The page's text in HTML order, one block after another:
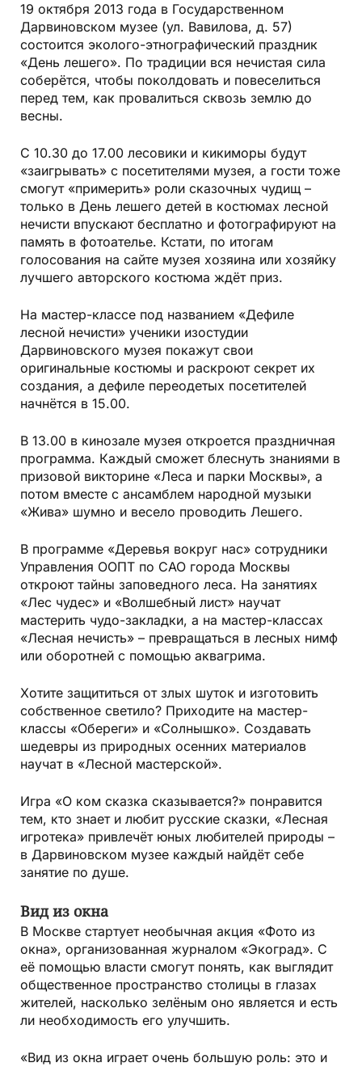
19 октября 2013 года в Государ­ственном
Дарвиновском музее (ул. Вавилова, д. 57)
состоится эколого-этнографический праздник
«День лешего». По традиции вся нечистая сила
соберётся, чтобы поколдовать и повеселиться
перед тем, как провалиться сквозь землю до
весны.
С 10.30 до 17.00 лесовики и кикиморы будут
«заигрывать» с посетителями музея, а гости тоже
смогут «примерить» роли сказочных чудищ –
только в День лешего детей в костюмах лесной
нечисти впускают бесплатно и фотографируют на
память в фотоателье. Кстати, по итогам
голосования на сайте музея хозяина или хозяйку
лучшего автор­ского костюма ждёт приз.
На мастер-классе под названием «Дефиле
лесной нечисти» ученики изостудии
Дарвиновского музея покажут свои
оригинальные костюмы и раскроют секрет их
создания, а дефиле переодетых посетителей
начнётся в 15.00.
В 13.00 в кинозале музея откроется праздничная
программа. Каждый сможет блеснуть знаниями в
призовой викторине «Леса и парки Москвы», а
потом вместе с ансамблем народной музыки
«Жива» шумно и весело проводить Лешего.
В программе «Деревья вокруг нас» сотрудники
Управления ООПТ по САО города Москвы
откроют тайны заповедного леса. На занятиях
«Лес чудес» и «Волшебный лист» научат
мастерить чудо-закладки, а на мастер-классах
«Лесная нечисть» – превращаться в лесных нимф
или оборотней с помощью аквагрима.
Хотите защититься от злых шуток и изготовить
собственное светило? Приходите на мастер-
классы «Обереги» и «Солнышко». Создавать
шедевры из природных осенних материалов
научат в «Лесной мастерской».
Игра «О ком сказка сказывается?» понравится
тем, кто знает и любит русские сказки, «Лесная
игротека» привлечёт юных любителей природы –
в Дарвиновском музее каждый найдёт себе
занятие по душе.
Вид из окна
В Москве стартует необычная акция «Фото из
окна», организованная журналом «Экоград». С
её помощью власти смогут понять, как выглядит
общественное пространство столицы в глазах
жителей, насколько зелёным оно является и есть
ли необходимость его улучшить.
«Вид из окна играет очень большую роль: это и